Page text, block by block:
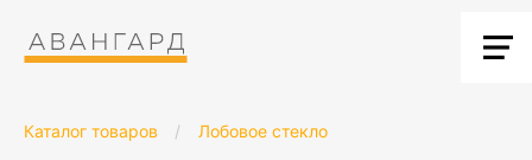
Каталог товаров / Лобовое стекло